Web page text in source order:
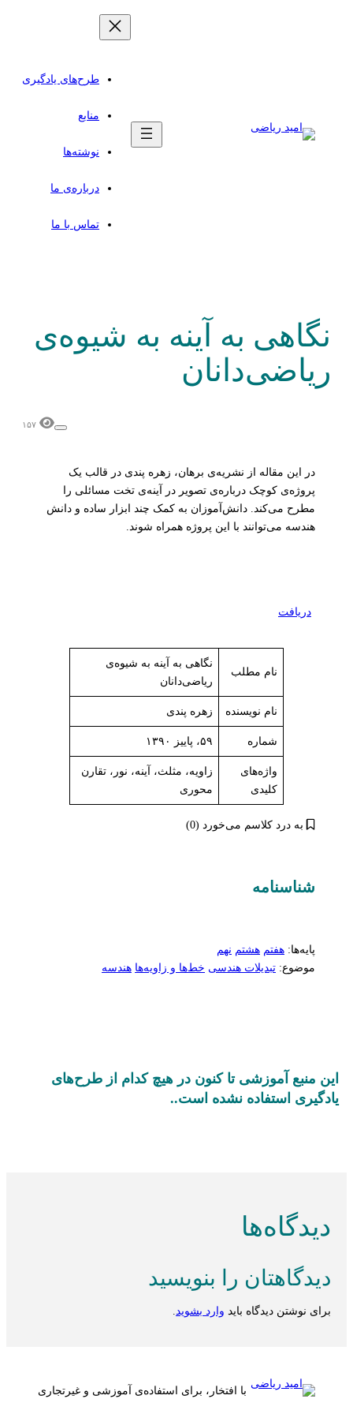
طرح‌های یادگیری
منابع
نوشته‌ها
درباره‌ی ما
تماس با ما
نگاهی به آینه به شیوه‌ی
ریاضی‌دانان
۱۵۷
در این مقاله از نشریه‌ی برهان، زهره پندی در قالب یک
پروژه‌ی کوچک درباره‌ی تصویر در آینه‌ی تخت مسائلی را
مطرح می‌کند. دانش‌آموزان به کمک چند ابزار ساده و دانش
هندسه می‌توانند با این پروژه همراه شوند.
دریافت
نام مطلب
نگاهی به آینه به شیوه‌ی
ریاضی‌دانان
نام نویسنده زهره پندی
شماره ۵۹، پاییز ۱۳۹۰
واژه‌های
کلیدی
زاویه، مثلث، آینه، نور، تقارن
محوری
به درد کلاسم می‌خورد (0)
شناسنامه‌
پایه‌ها: هفتم هشتم نهم
موضوع: تبدیلات هندسی خط‌ها و زاویه‌ها هندسه
این منبع آموزشی تا کنون در هیچ کدام از طرح‌های
یادگیری استفاده نشده است..
دیدگاه‌ها
دیدگاهتان را بنویسید
برای نوشتن دیدگاه باید وارد بشوید
با افتخار، برای استفاده‌ی آموزشی و غیرتجاری